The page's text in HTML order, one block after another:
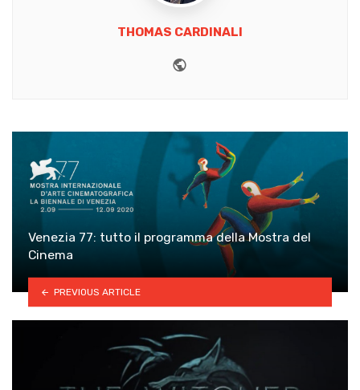
THOMAS CARDINALI
Venezia 77: tutto il programma della Mostra del
Cinema
PREVIOUS ARTICLE